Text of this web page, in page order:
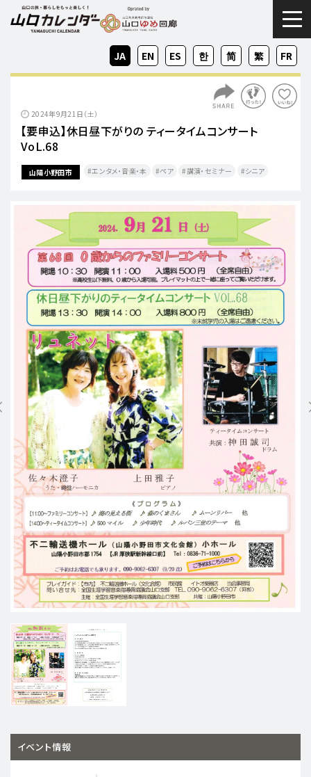
ZH-
CN
ZH-
TW
EN FR
JA KO
ES
2024年9月21日（土）
【要申込】休日昼下がりの ティータイムコンサート
VoL.68
山陽小野田市 エンタメ・音楽・本 ペア 講演・セミナー シニア
イベント情報